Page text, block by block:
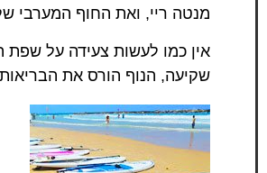
מנטה ריי, ואת החוף המערבי
אין כמו לעשות צעידה על שפת
שקיעה, הנוף הורס את